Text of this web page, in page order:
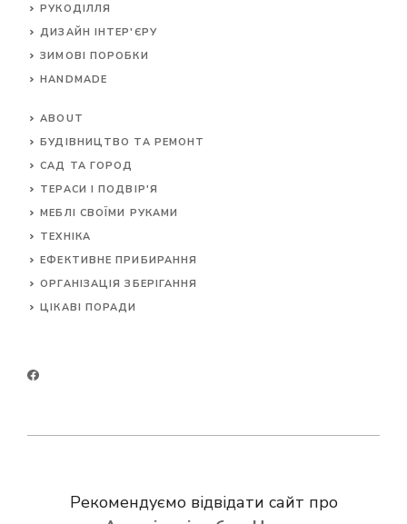
РУКОДІЛЛЯ
ДИЗАЙН ІНТЕР'ЄРУ
ЗИМОВІ ПОРОБКИ
HANDMADE
ABOUT
БУДІВНИЦТВО ТА РЕМОНТ
САД ТА ГОРОД
ТЕРАСИ І ПОДВІР'Я
МЕБЛІ СВОЇМИ РУКАМИ
ТЕХНІКА
ЕФЕКТИВНЕ ПРИБИРАННЯ
ОРГАНІЗАЦІЯ ЗБЕРІГАННЯ
ЦІКАВІ ПОРАДИ
Рекомендуємо відвідати сайт про